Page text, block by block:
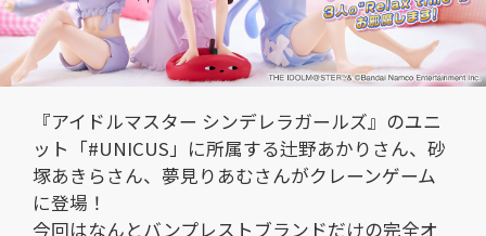
『アイドルマスター シンデレラガールズ』のユニ
ット「#UNICUS」に所属する辻野あかりさん、砂
塚あきらさん、夢見りあむさんがクレーンゲーム
に登場！
今回はなんとバンプレストブランドだけの完全オ